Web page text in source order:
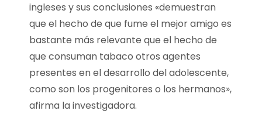
ingleses y sus conclusiones «demuestran
que el hecho de que fume el mejor amigo es
bastante más relevante que el hecho de
que consuman tabaco otros agentes
presentes en el desarrollo del adolescente,
como son los progenitores o los hermanos»,
afirma la investigadora.